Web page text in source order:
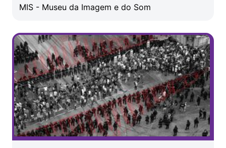
MIS - Museu da Imagem e do Som